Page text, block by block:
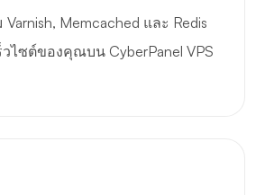
Memcached และ Redis
ไซต์ของคุณบน CyberPanel VPS